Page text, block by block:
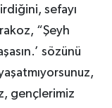
sefayı
“Şeyh
sözünü
gençlerimiz